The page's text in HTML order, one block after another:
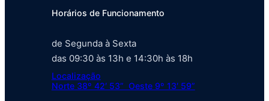
Horários de Funcionamento
de Segunda à Sexta
das 09:30 às 13h e 14:30h às 18h
Localização
Norte 38º 42′ 53” Oeste 9º 13′ 59”